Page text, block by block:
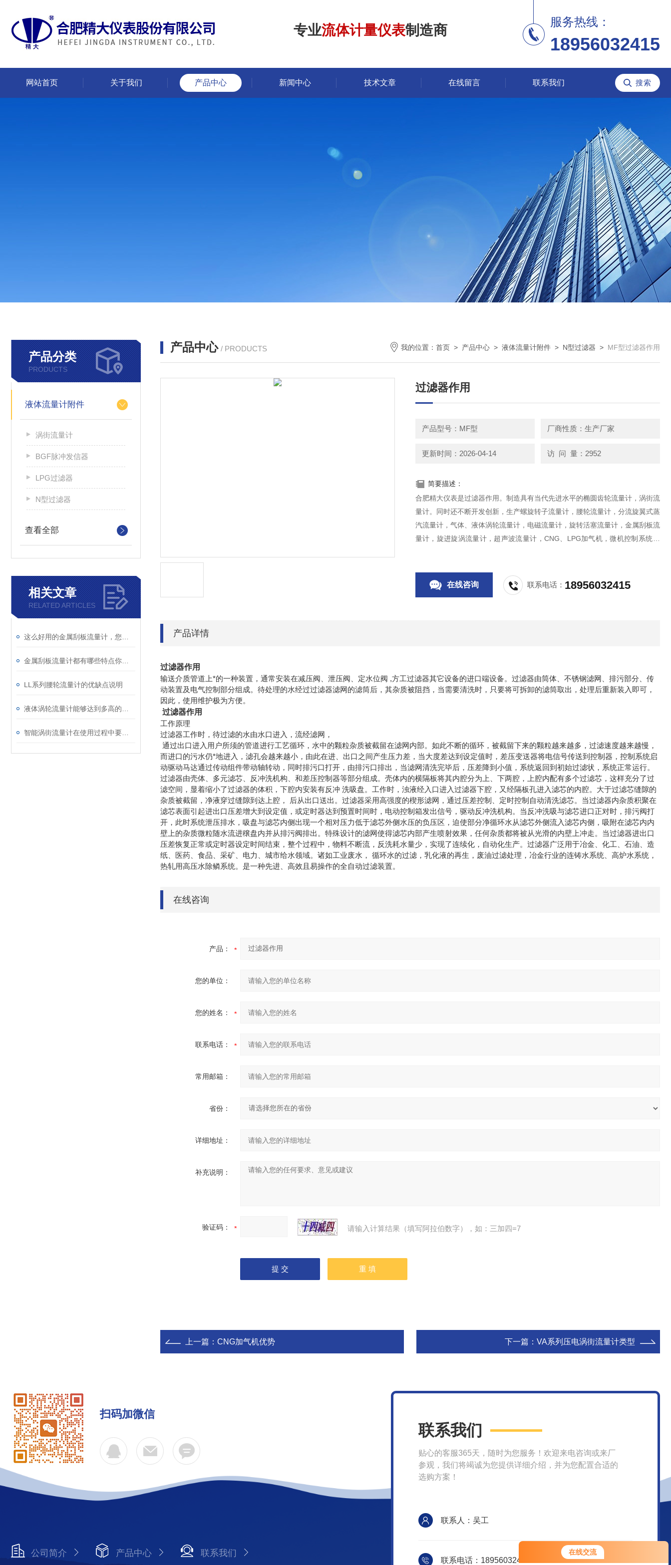
在线交流
专业流体计量仪表制造商
服务热线：
18956032415
网站首页 关于我们 产品中心 新闻中心 技术文章 在线留言 联系我们
产品分类
PRODUCTS
液体流量计附件
涡街流量计
BGF脉冲发信器
LPG过滤器
N型过滤器
查看全部
相关文章
RELATED ARTICLES
LL系列腰轮流量计的优缺点说明
产品中心 / PRODUCTS 我的位置： 首页 > 产品中心 > 液体流量计附件 > N型过滤器 > MF型过滤器作用
过滤器作用
产品型号：MF型 厂商性质：生产厂家
更新时间：2026-04-14 访 问 量：2952
简要描述：
合肥精大仪表是过滤器作用。制造具有当代先进水平的椭圆齿轮流量计，涡街流
量计。同时还不断开发创新，生产螺旋转子流量计，腰轮流量计，分流旋翼式蒸
汽流量计，气体、液体涡轮流量计，电磁流量计，旋转活塞流量计，金属刮板流
量计，旋进旋涡流量计，超声波流量计，CNG、LPG加气机，微机控制系统，
在线咨询 联系电话： 18956032415
产品详情
过滤器作用
输送介质管道上*的一种装置，通常安装在减压阀、泄压阀、定水位阀 ,方工过滤器其它设备的进口端设备。过滤器由筒体、不锈钢滤网、排污部分、传
动装置及电气控制部分组成。待处理的水经过过滤器滤网的滤筒后，其杂质被阻挡，当需要清洗时，只要将可拆卸的滤筒取出，处理后重新装入即可，
因此，使用维护极为方便。
过滤器作用
工作原理
过滤器工作时，待过滤的水由水口进入，流经滤网，
通过出口进入用户所须的管道进行工艺循环，水中的颗粒杂质被截留在滤网内部。如此不断的循环，被截留下来的颗粒越来越多，过滤速度越来越慢，
而进口的污水仍*地进入，滤孔会越来越小，由此在进、出口之间产生压力差，当大度差达到设定值时，差压变送器将电信号传送到控制器，控制系统启
动驱动马达通过传动组件带动轴转动，同时排污口打开，由排污口排出，当滤网清洗完毕后，压差降到小值，系统返回到初始过滤状，系统正常运行。
过滤器由壳体、多元滤芯、反冲洗机构、和差压控制器等部分组成。壳体内的横隔板将其内腔分为上、下两腔，上腔内配有多个过滤芯，这样充分了过
滤空间，显着缩小了过滤器的体积，下腔内安装有反冲 洗吸盘。工作时，浊液经入口进入过滤器下腔，又经隔板孔进入滤芯的内腔。大于过滤芯缝隙的
杂质被截留，净液穿过缝隙到达上腔， 后从出口送出。过滤器采用高强度的楔形滤网，通过压差控制、定时控制自动清洗滤芯。当过滤器内杂质积聚在
滤芯表面引起进出口压差增大到设定值，或定时器达到预置时间时，电动控制箱发出信号，驱动反冲洗机构。当反冲洗吸与滤芯进口正对时，排污阀打
开，此时系统泄压排水，吸盘与滤芯内侧出现一个相对压力低于滤芯外侧水压的负压区，迫使部分净循环水从滤芯外侧流入滤芯内侧，吸附在滤芯内内
壁上的杂质微粒随水流进穣盘内并从排污阀排出。特殊设计的滤网使得滤芯内部产生喷射效果，任何杂质都将被从光滑的内壁上冲走。当过滤器进出口
压差恢复正常或定时器设定时间结束，整个过程中，物料不断流，反洗耗水量少，实现了连续化，自动化生产。过滤器广泛用于冶金、化工、石油、造
纸、医药、食品、采矿、电力、城市给水领域。诸如工业废水， 循环水的过滤，乳化液的再生，废油过滤处理，冶金行业的连铸水系统、高炉水系统，
热轧用高压水除鳞系统。是一种先进、高效且易操作的全自动过滤装置。
在线咨询
产品：
您的单位：
您的姓名：
联系电话：
常用邮箱：
省份：
详细地址：
补充说明：
验证码： 请输入计算结果（填写阿拉伯数字），如：三加四=7
上一篇： CNG加气机优势 下一篇： VA系列压电涡街流量计类型
扫码加微信
公司简介 产品中心 联系我们
联系我们
贴心的客服365天，随时为您服务！欢迎来电咨询或来厂
参观，我们将竭诚为您提供详细介绍，并为您配置合适的
选购方案！
联系人：吴工
联系电话：18956032415